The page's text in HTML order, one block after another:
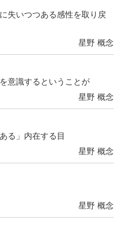
失いつつある感性を取り戻
星野 概念
意識するということが
星野 概念
る」内在する目
星野 概念
星野 概念